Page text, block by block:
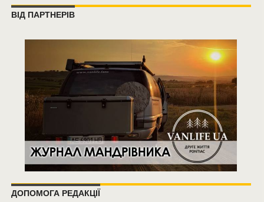
ВІД ПАРТНЕРІВ
ДОПОМОГА РЕДАКЦІЇ